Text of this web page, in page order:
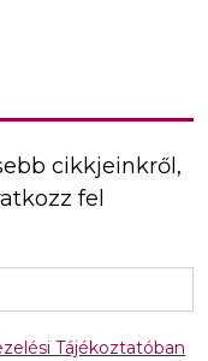
cikkjeinkről,
fel
Tájékoztatóban